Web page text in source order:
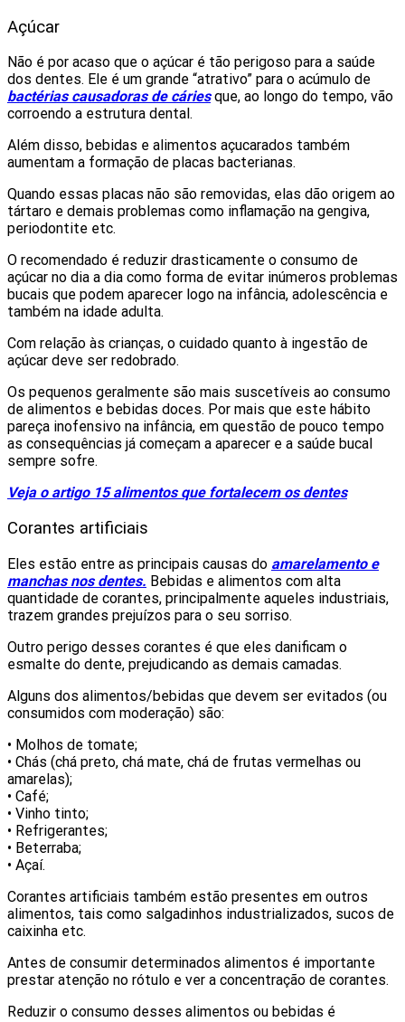
Açúcar
Não é por acaso que o açúcar é tão perigoso para a saúde
dos dentes. Ele é um grande “atrativo” para o acúmulo de
bactérias causadoras de cáriesque, ao longo do tempo, vão
corroendo a estrutura dental.
Além disso, bebidas e alimentos açucarados também
aumentam a formação de placas bacterianas.
Quando essas placas não são removidas, elas dão origem ao
tártaro e demais problemas como inflamação na gengiva,
periodontite etc.
O recomendado é reduzir drasticamente o consumo de
açúcar no dia a dia como forma de evitar inúmeros problemas
bucais que podem aparecer logo na infância, adolescência e
também na idade adulta.
Com relação às crianças, o cuidado quanto à ingestão de
açúcar deve ser redobrado.
Os pequenos geralmente são mais suscetíveis ao consumo
de alimentos e bebidas doces. Por mais que este hábito
pareça inofensivo na infância, em questão de pouco tempo
as consequências já começam a aparecer e a saúde bucal
sempre sofre.
Veja o artigo 15 alimentos que fortalecem os dentes
Corantes artificiais
Eles estão entre as principais causas do amarelamento e
manchas nos dentes. Bebidas e alimentos com alta
quantidade de corantes, principalmente aqueles industriais,
trazem grandes prejuízos para o seu sorriso.
Outro perigo desses corantes é que eles danificam o
esmalte do dente, prejudicando as demais camadas.
Alguns dos alimentos/bebidas que devem ser evitados (ou
consumidos com moderação) são:
• Molhos de tomate;
• Chás (chá preto, chá mate, chá de frutas vermelhas ou
amarelas);
• Café;
• Vinho tinto;
• Refrigerantes;
• Beterraba;
• Açaí.
Corantes artificiais também estão presentes em outros
alimentos, tais como salgadinhos industrializados, sucos de
caixinha etc.
Antes de consumir determinados alimentos é importante
prestar atenção no rótulo e ver a concentração de corantes.
Reduzir o consumo desses alimentos ou bebidas é